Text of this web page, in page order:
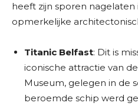
heeft zijn sporen nagelaten
opmerkelijke
Titanic Belfast: Dit is
iconische attractie van
Museum, gelegen in de
beroemde schip werd